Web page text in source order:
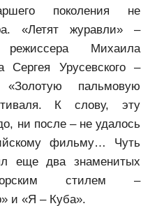
поколения не
«Летят журавли» –
Михаила
Сергея Урусевского –
«Золотую пальмовую
К слову, эту
ни после – не удалось
фильму… Чуть
еще два знаменитых
стилем –
и «Я – Куба».